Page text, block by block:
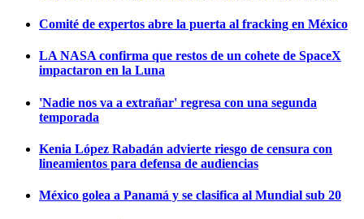
Comité de expertos abre la puerta al fracking en México
LA NASA confirma que restos de un cohete de SpaceX
impactaron en la Luna
'Nadie nos va a extrañar' regresa con una segunda
temporada
Kenia López Rabadán advierte riesgo de censura con
lineamientos para defensa de audiencias
México golea a Panamá y se clasifica al Mundial sub 20